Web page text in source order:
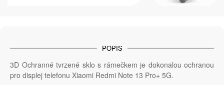
POPIS
3D Ochranné tvrzené sklo s rámečkem je dokonalou ochranou
pro displej telefonu Xiaomi Redmi Note 13 Pro+ 5G.